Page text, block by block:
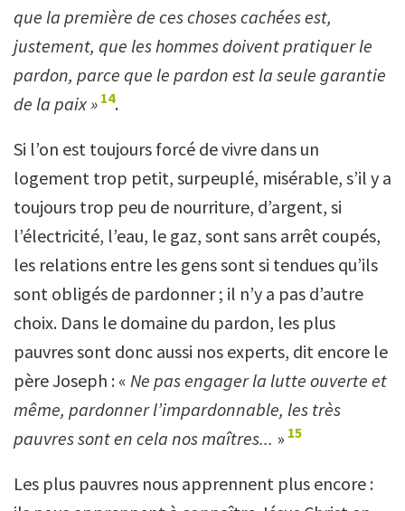
que la première de ces choses cachées est,
justement, que les hommes doivent pratiquer le
pardon, parce que le pardon est la seule garantie
de la paix » 14.
Si l’on est toujours forcé de vivre dans un
logement trop petit, surpeuplé, misérable, s’il y a
toujours trop peu de nourriture, d’argent, si
l’électricité, l’eau, le gaz, sont sans arrêt coupés,
les relations entre les gens sont si tendues qu’ils
sont obligés de pardonner ; il n’y a pas d’autre
choix. Dans le domaine du pardon, les plus
pauvres sont donc aussi nos experts, dit encore le
père Joseph : « Ne pas engager la lutte ouverte et
même, pardonner l’impardonnable, les très
pauvres sont en cela nos maîtres... » 15
Les plus pauvres nous apprennent plus encore :